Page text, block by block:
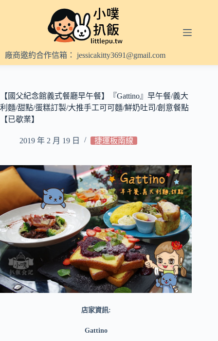
內
容
廠商邀約合作信箱： jessicakitty3691@gmail.com
【國父紀念館義式餐廳早午餐】『Gattino』早午餐/義大
利麵/甜點/蛋糕訂製/大推手工可可麵/鮮奶吐司/創意餐點
【已歇業】
2019 年 2 月 19 日 捷運板南線
店家資訊:
Gattino